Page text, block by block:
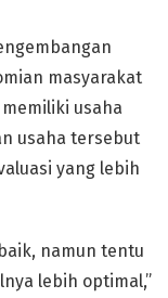
masyarakat
usaha
usaha tersebut
yang lebih
namun tentu
lebih optimal,”